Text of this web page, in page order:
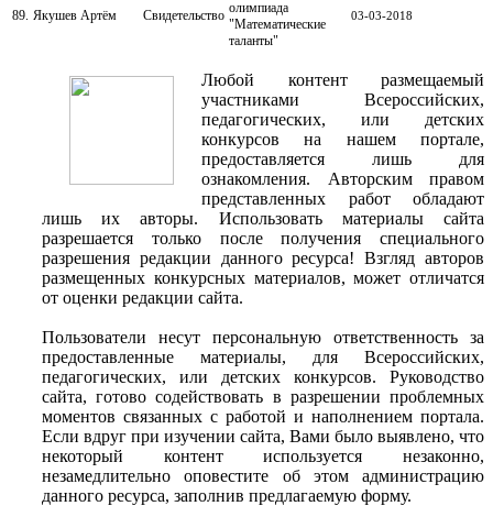
89. Якушев Артём Свидетельство олимпиада
"Математические
таланты"
03-03-2018
Любой контент размещаемый
участниками Всероссийских,
педагогических, или детских
конкурсов на нашем портале,
предоставляется лишь для
ознакомления. Авторским правом
представленных работ обладают
лишь их авторы. Использовать материалы сайта
разрешается только после получения специального
разрешения редакции данного ресурса! Взгляд авторов
размещенных конкурсных материалов, может отличатся
от оценки редакции сайта.
Пользователи несут персональную ответственность за
предоставленные материалы, для Всероссийских,
педагогических, или детских конкурсов. Руководство
сайта, готово содействовать в разрешении проблемных
моментов связанных с работой и наполнением портала.
Если вдруг при изучении сайта, Вами было выявлено, что
некоторый контент используется незаконно,
незамедлительно оповестите об этом администрацию
данного ресурса, заполнив предлагаемую форму.